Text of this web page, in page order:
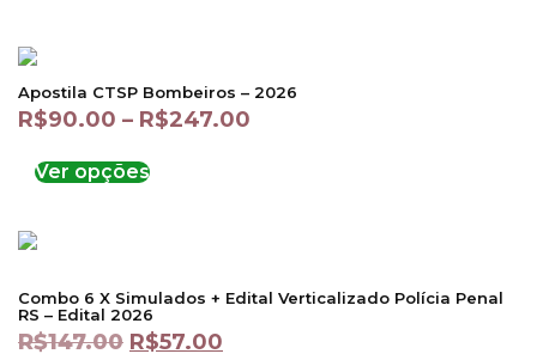
Apostila CTSP Bombeiros – 2026
R$90.00 – R$247.00
Ver opções
Combo 6 X Simulados + Edital Verticalizado Polícia Penal
RS – Edital 2026
R$147.00 R$57.00